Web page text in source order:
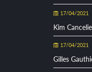
17/04/2021
Kim
17/04/2021
Gilles